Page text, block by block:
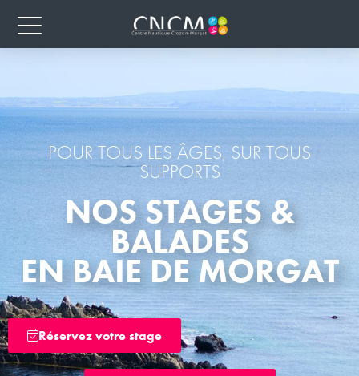
POUR TOUS LES ÂGES, SUR TOUS
SUPPORTS
NOS STAGES &
BALADES
EN BAIE DE MORGAT
Réservez votre stage